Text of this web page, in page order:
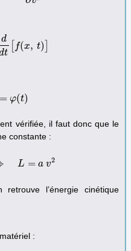
d
t
f(x, t)
dd f(x, t) ]
= φ(t)
=φ (t)
vérifiée, il faut donc que le
constante :
L = a v2
a v 2
retrouve l’énergie cinétique
: